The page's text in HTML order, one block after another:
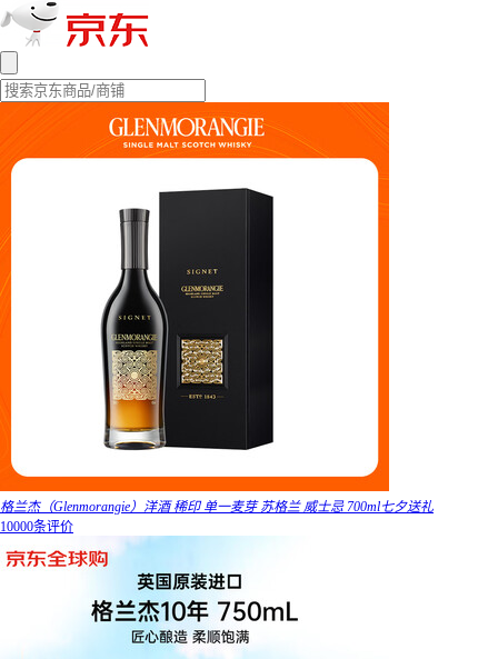
格兰杰（Glenmorangie）洋酒 稀印 单一麦芽 苏格兰 威士忌 700ml七夕送礼
10000条评价